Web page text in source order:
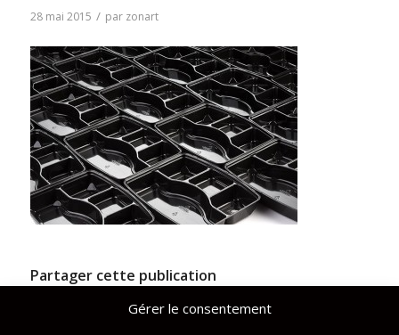
Gérer le consentement
28 mai 2015 / par zonart
Partager cette publication